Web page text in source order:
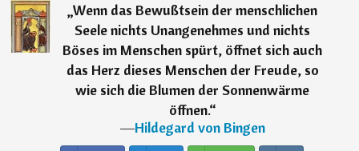
„Wenn das Bewußtsein der menschlichen
Seele nichts Unangenehmes und nichts
Böses im Menschen spürt, öffnet sich auch
das Herz dieses Menschen der Freude, so
wie sich die Blumen der Sonnenwärme
öffnen.“
―Hildegard von Bingen